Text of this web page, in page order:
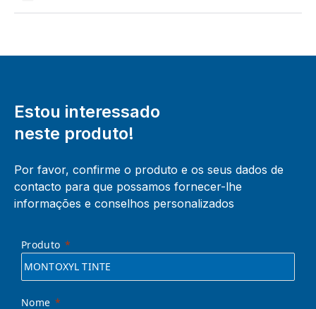
Estou interessado
neste produto!
Por favor, confirme o produto e os seus dados de
contacto para que possamos fornecer-lhe
informações e conselhos personalizados
Produto
Nome